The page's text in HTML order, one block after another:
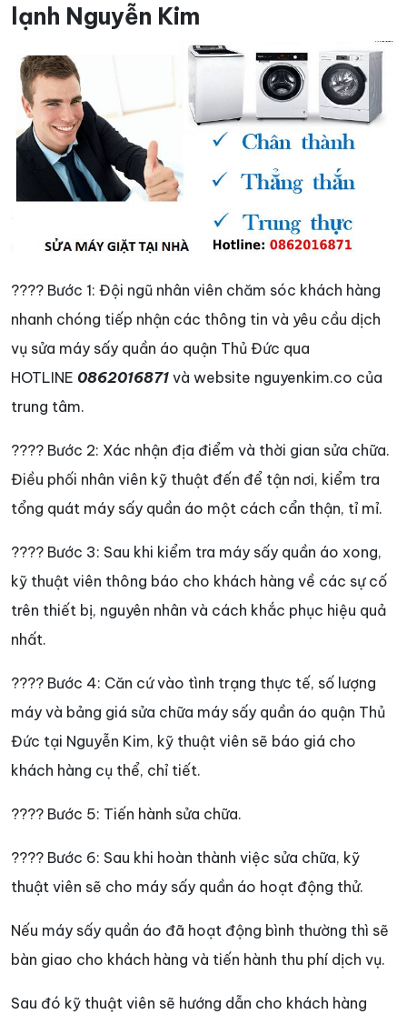
lạnh Nguyễn Kim
???? Bước 1: Đội ngũ nhân viên chăm sóc khách hàng
nhanh chóng tiếp nhận các thông tin và yêu cầu dịch
vụ sửa máy sấy quần áo quận Thủ Đức qua
HOTLINE 0862016871 và website nguyenkim.co của
trung tâm.
???? Bước 2: Xác nhận địa điểm và thời gian sửa chữa.
Điều phối nhân viên kỹ thuật đến để tận nơi, kiểm tra
tổng quát máy sấy quần áo một cách cẩn thận, tỉ mỉ.
???? Bước 3: Sau khi kiểm tra máy sấy quần áo xong,
kỹ thuật viên thông báo cho khách hàng về các sự cố
trên thiết bị, nguyên nhân và cách khắc phục hiệu quả
nhất.
???? Bước 4: Căn cứ vào tình trạng thực tế, số lượng
máy và bảng giá sửa chữa máy sấy quần áo quận Thủ
Đức tại Nguyễn Kim, kỹ thuật viên sẽ báo giá cho
khách hàng cụ thể, chỉ tiết.
???? Bước 5: Tiến hành sửa chữa.
???? Bước 6: Sau khi hoàn thành việc sửa chữa, kỹ
thuật viên sẽ cho máy sấy quần áo hoạt động thử.
Nếu máy sấy quần áo đã hoạt động bình thường thì sẽ
bàn giao cho khách hàng và tiến hành thu phí dịch vụ.
Sau đó kỹ thuật viên sẽ hướng dẫn cho khách hàng